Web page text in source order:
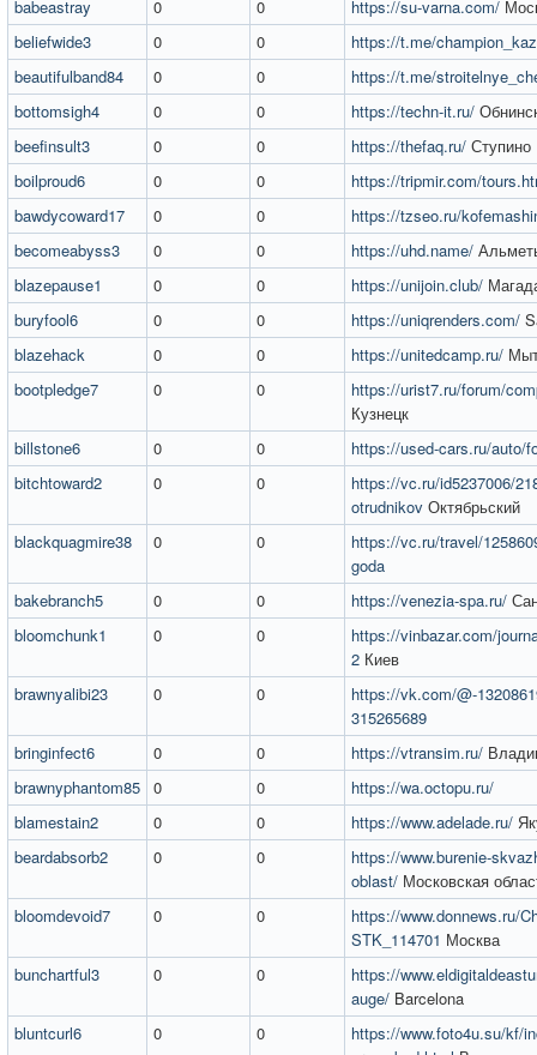
babeastray
0 0 https://su-varna.com/
beliefwide3
0 0
https://t.me/
beautifulband84
0 0
https://t.me/
bottomsigh4
0 0 https://techn-it.ru/
beefinsult3
0 0 https://thefaq.ru/ Ступино
boilproud6
0 0
https://tripmir.com/
bawdycoward17
0 0
https://tzseo.ru/
becomeabyss3
0 0 https://uhd.name/
blazepause1
0 0 https://unijoin.club/
buryfool6
0 0 https://uniqrenders.com/
blazehack
0 0 https://unitedcamp.ru/
bootpledge7
0 0
https://urist7.ru/forum/
Кузнецк
billstone6
0 0
https://used-cars.ru/auto/
bitchtoward2
0 0
https://vc.ru/id5237006/
otrudnikov Октябрьский
blackquagmire38
0 0
https://vc.ru/travel/
goda
bakebranch5
0 0 https://venezia-spa.ru/
bloomchunk1
0 0
https://vinbazar.com/
2 Киев
brawnyalibi23
0 0
https://vk.com/@-
315265689
bringinfect6
0 0 https://vtransim.ru/
brawnyphantom85 0 0
https://wa.octopu.ru/
blamestain2
0 0 https://www.adelade.ru/
beardabsorb2
0 0
https://www.burenie-
oblast/ Московская
bloomdevoid7
0 0
https://www.donnews.ru/
STK_114701 Москва
bunchartful3
0 0
https://
auge/ Barcelona
bluntcurl6
0 0
https://www.foto4u.su/kf/